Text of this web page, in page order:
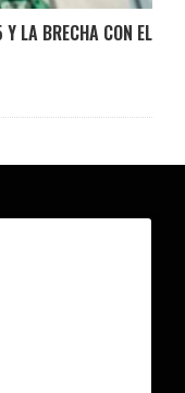
LA BRECHA CON EL